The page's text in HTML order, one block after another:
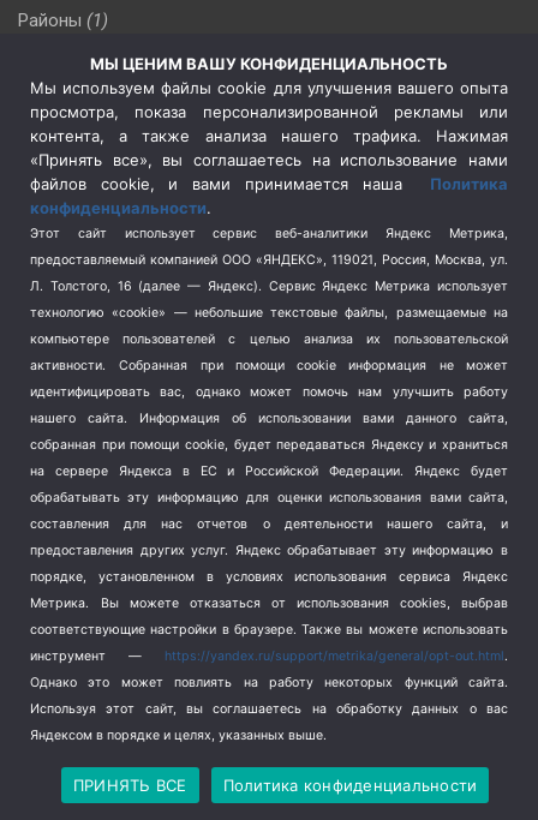
Районы (1)
(510)
Сельское хозяйство (3)
Социальная политика
(3)
Спецоперация в Украине
Спецоперация на Украине
(404)
Спорт (740)
Терроризм (1)
Транспорт (262)
Туризм (178)
Флот (76)
Школа и спорт (2)
Экология (8)
Экономика (1172)
Copyright © 2026
Политика конфиденциальности
МЫ ЦЕНИМ ВАШУ КОНФИДЕНЦИАЛЬНОСТЬ
Мы используем файлы cookie для улучшения вашего опыта
просмотра, показа персонализированной рекламы или
контента, а также анализа нашего трафика. Нажимая
«Принять все», вы соглашаетесь на использование нами
файлов cookie, и вами принимается наша Политика
конфиденциальности.
Этот сайт использует сервис веб-аналитики Яндекс Метрика,
предоставляемый компанией ООО «ЯНДЕКС», 119021, Россия, Москва, ул.
Л. Толстого, 16 (далее — Яндекс). Сервис Яндекс Метрика использует
технологию «cookie» — небольшие текстовые файлы, размещаемые на
компьютере пользователей с целью анализа их пользовательской
активности.
Собранная при помощи cookie информация не может
идентифицировать вас, однако может помочь нам улучшить работу
нашего сайта. Информация об использовании вами данного сайта,
собранная при помощи cookie, будет передаваться Яндексу и храниться
на сервере Яндекса в ЕС и Российской Федерации. Яндекс будет
обрабатывать эту информацию для оценки использования вами сайта,
составления для нас отчетов о деятельности нашего сайта, и
предоставления других услуг. Яндекс обрабатывает эту информацию в
порядке, установленном в условиях использования сервиса Яндекс
Метрика.
Вы можете отказаться от использования cookies, выбрав
соответствующие настройки в браузере. Также вы можете использовать
инструмент — https://yandex.ru/support/metrika/general/opt-out.html.
Однако это может повлиять на работу некоторых функций сайта.
Используя этот сайт, вы соглашаетесь на обработку данных о вас
Яндексом в порядке и целях, указанных выше.
ПРИНЯТЬ ВСЕ Политика конфиденциальности